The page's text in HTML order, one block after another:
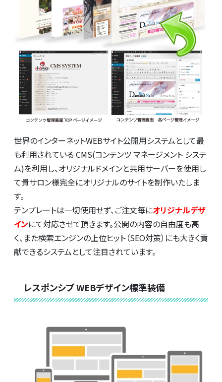
世界のインターネットWEBサイト公開用システムとして最
も利用されている CMS(コンテンツ マネージメント システ
ム)を利用し、オリジナルドメインと共用サーバーを使用し
て貴サロン様完全にオリジナルのサイトを制作いたしま
す。
テンプレートは一切使用せず、ご注文毎にオリジナルデザ
インにて対応させて頂きます。公開の内容の自由度も高
く、また検索エンジンの上位ヒット（SEO対策）にも大きく貢
献できるシステムとして注目されています。
レスポンシブ WEBデザイン標準装備